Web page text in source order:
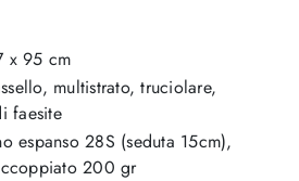
x 95 cm
multistrato, truciolare,
faesite
espanso 28S (seduta 15cm),
200 gr